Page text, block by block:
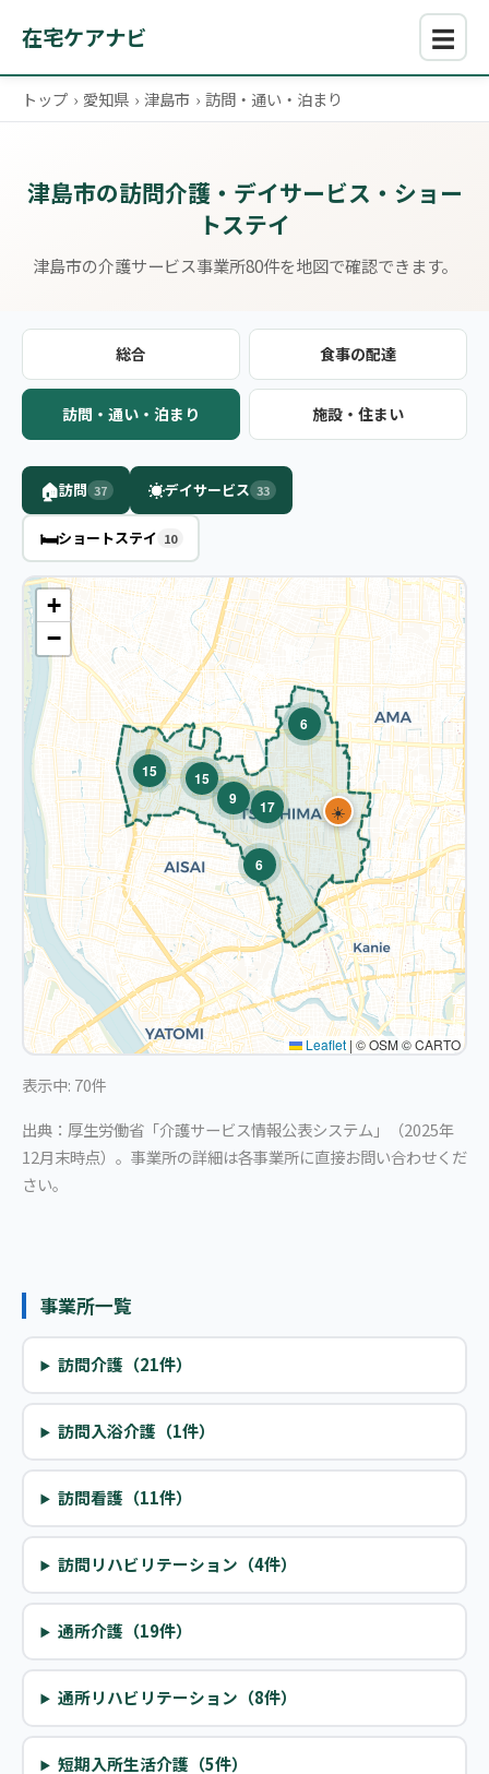
在宅ケアナビ ☰
トップ › 愛知県 › 津島市 › 訪問・通い・泊まり
津島市の訪問介護・デイサービス・ショー
トステイ
津島市の介護サービス事業所80件を地図で確認できます。
総合 食事の配達
訪問・通い・泊まり 施設・住まい
🏠訪問 37 ☀️デイサービス 33
🛏️ショートステイ 10
15
15
☀️
6
6
9 17
+
−
Leaflet | © OSM © CARTO
表示中: 70件
出典：厚生労働省「介護サービス情報公表システム」（2025年
12月末時点）。事業所の詳細は各事業所に直接お問い合わせくだ
さい。
事業所一覧
訪問介護（21件）
訪問入浴介護（1件）
訪問看護（11件）
訪問リハビリテーション（4件）
通所介護（19件）
通所リハビリテーション（8件）
短期入所生活介護（5件）